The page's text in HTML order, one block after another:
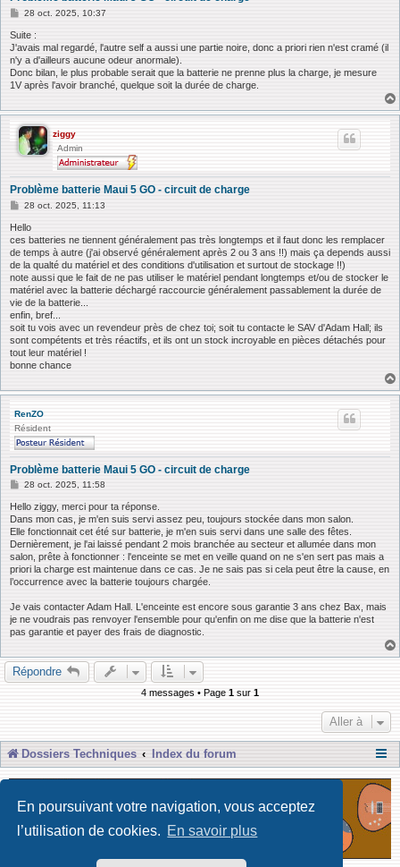
En poursuivant votre navigation, vous acceptez
l’utilisation de cookies. En savoir plus
M
s
s
g
e
28 oct. 2025, 10:37
Suite :
J'avais mal regardé, l'autre self a aussi une partie noire, donc a priori rien n'est cramé (il
n'y a d'ailleurs aucune odeur anormale).
Donc bilan, le plus probable serait que la batterie ne prenne plus la charge, je mesure
1V après l'avoir branché, quelque soit la durée de charge.
ziggy
Admin
Problème batterie Maui 5 GO - circuit de charge
M
s
s
g
e
28 oct. 2025, 11:13
Hello
ces batteries ne tiennent généralement pas très longtemps et il faut donc les remplacer
de temps à autre (j'ai observé généralement après 2 ou 3 ans !!) mais ça depends aussi
de la qualté du matériel et des conditions d'utilisation et surtout de stockage !!)
note aussi que le fait de ne pas utiliser le matériel pendant longtemps et/ou de stocker le
matériel avec la batterie déchargé raccourcie généralement passablement la durée de
vie de la batterie...
enfin, bref...
soit tu vois avec un revendeur près de chez toi; soit tu contacte le SAV d'Adam Hall; ils
sont compétents et très réactifs, et ils ont un stock incroyable en pièces détachés pour
tout leur matériel !
bonne chance
RenZO
Résident
Problème batterie Maui 5 GO - circuit de charge
M
s
s
g
e
28 oct. 2025, 11:58
Hello ziggy, merci pour ta réponse.
Dans mon cas, je m'en suis servi assez peu, toujours stockée dans mon salon.
Elle fonctionnait cet été sur batterie, je m'en suis servi dans une salle des fêtes.
Dernièrement, je l'ai laissé pendant 2 mois branchée au secteur et allumée dans mon
salon, prête à fonctionner : l'enceinte se met en veille quand on ne s'en sert pas mais a
priori la charge est maintenue dans ce cas. Je ne sais pas si cela peut être la cause, en
l’occurrence avec la batterie toujours chargée.
Je vais contacter Adam Hall. L'enceinte est encore sous garantie 3 ans chez Bax, mais
je ne voudrais pas renvoyer l'ensemble pour qu'enfin on me dise que la batterie n'est
pas garantie et payer des frais de diagnostic.
Répondre
4 messages • Page 1 sur 1
Aller à
Dossiers Techniques Index du forum